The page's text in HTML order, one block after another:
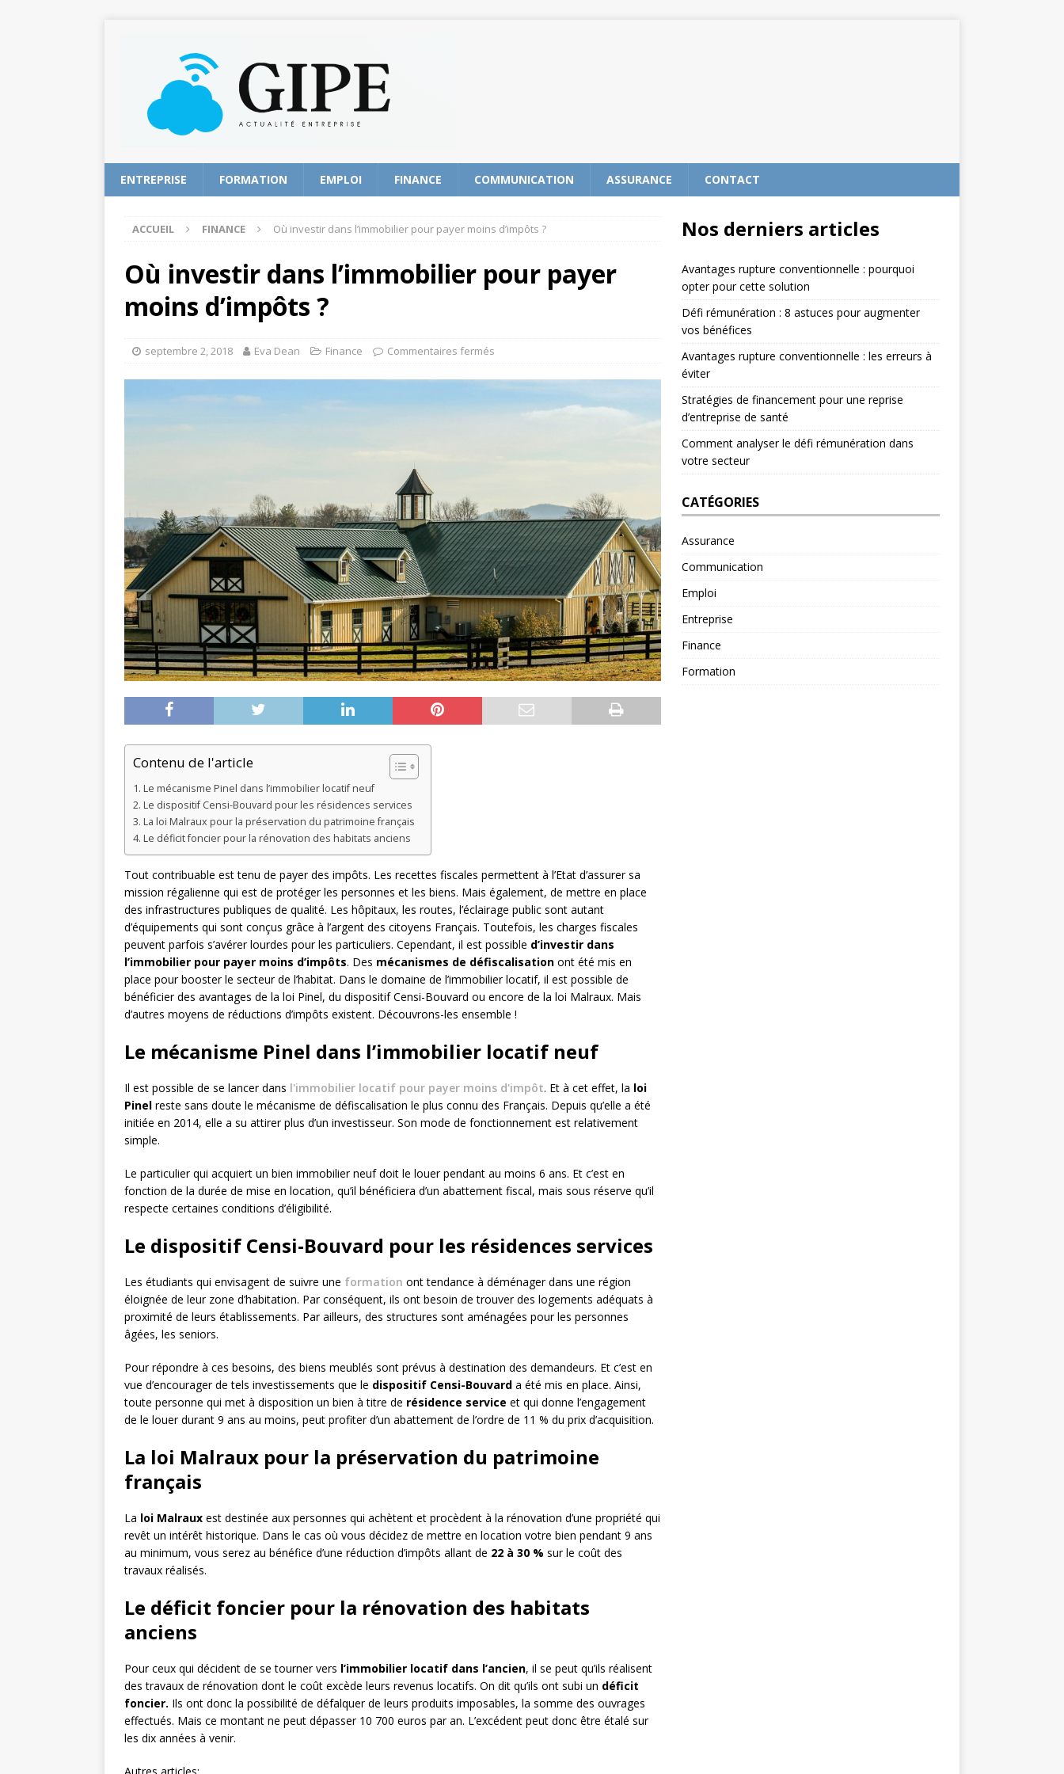
ENTREPRISE FORMATION EMPLOI FINANCE COMMUNICATION ASSURANCE CONTACT
ACCUEIL FINANCE Où investir dans l’immobilier pour payer moins d’impôts ?
Où investir dans l’immobilier pour payer
moins d’impôts ?
septembre 2, 2018 Eva Dean Finance Commentaires fermés
Contenu de l'article
Le mécanisme Pinel dans l’immobilier locatif neuf
Le dispositif Censi-Bouvard pour les résidences services
La loi Malraux pour la préservation du patrimoine français
Le déficit foncier pour la rénovation des habitats anciens
Tout contribuable est tenu de payer des impôts. Les recettes fiscales permettent à l’Etat d’assurer sa
mission régalienne qui est de protéger les personnes et les biens. Mais également, de mettre en place
des infrastructures publiques de qualité. Les hôpitaux, les routes, l’éclairage public sont autant
d’équipements qui sont conçus grâce à l’argent des citoyens Français. Toutefois, les charges fiscales
peuvent parfois s’avérer lourdes pour les particuliers. Cependant, il est possible d’investir dans
l’immobilier pour payer moins d’impôts. Des mécanismes de défiscalisation ont été mis en
place pour booster le secteur de l’habitat. Dans le domaine de l’immobilier locatif, il est possible de
bénéficier des avantages de la loi Pinel, du dispositif Censi-Bouvard ou encore de la loi Malraux. Mais
d’autres moyens de réductions d’impôts existent. Découvrons-les ensemble !
Le mécanisme Pinel dans l’immobilier locatif neuf
Il est possible de se lancer dans l'immobilier locatif pour payer moins d'impôt. Et à cet effet, la loi
Pinel reste sans doute le mécanisme de défiscalisation le plus connu des Français. Depuis qu’elle a été
initiée en 2014, elle a su attirer plus d’un investisseur. Son mode de fonctionnement est relativement
simple.
Le particulier qui acquiert un bien immobilier neuf doit le louer pendant au moins 6 ans. Et c’est en
fonction de la durée de mise en location, qu’il bénéficiera d’un abattement fiscal, mais sous réserve qu’il
respecte certaines conditions d’éligibilité.
Le dispositif Censi-Bouvard pour les résidences services
Les étudiants qui envisagent de suivre une formation ont tendance à déménager dans une région
éloignée de leur zone d’habitation. Par conséquent, ils ont besoin de trouver des logements adéquats à
proximité de leurs établissements. Par ailleurs, des structures sont aménagées pour les personnes
âgées, les seniors.
Pour répondre à ces besoins, des biens meublés sont prévus à destination des demandeurs. Et c’est en
vue d’encourager de tels investissements que le dispositif Censi-Bouvard a été mis en place. Ainsi,
toute personne qui met à disposition un bien à titre de résidence service et qui donne l’engagement
de le louer durant 9 ans au moins, peut profiter d’un abattement de l’ordre de 11 % du prix d’acquisition.
La loi Malraux pour la préservation du patrimoine
français
La loi Malraux est destinée aux personnes qui achètent et procèdent à la rénovation d’une propriété qui
revêt un intérêt historique. Dans le cas où vous décidez de mettre en location votre bien pendant 9 ans
au minimum, vous serez au bénéfice d’une réduction d’impôts allant de 22 à 30 % sur le coût des
travaux réalisés.
Le déficit foncier pour la rénovation des habitats
anciens
Pour ceux qui décident de se tourner vers l’immobilier locatif dans l’ancien, il se peut qu’ils réalisent
des travaux de rénovation dont le coût excède leurs revenus locatifs. On dit qu’ils ont subi un déficit
foncier. Ils ont donc la possibilité de défalquer de leurs produits imposables, la somme des ouvrages
effectués. Mais ce montant ne peut dépasser 10 700 euros par an. L’excédent peut donc être étalé sur
les dix années à venir.
Nos derniers articles
Avantages rupture conventionnelle : pourquoi
opter pour cette solution
Défi rémunération : 8 astuces pour augmenter
vos bénéfices
Avantages rupture conventionnelle : les erreurs à
éviter
Stratégies de financement pour une reprise
d’entreprise de santé
Comment analyser le défi rémunération dans
votre secteur
CATÉGORIES
Assurance
Communication
Emploi
Entreprise
Finance
Formation